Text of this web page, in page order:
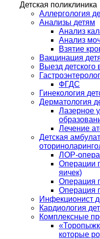
Детская поликлиника
Аллергология
Анализы детям
Анализ
Анализ
Взятие
Вакцинация
Выезд детского
ФГДС
Гинекология
Дерматология
Лазерное
Лечение
Детская
ЛОР-
Операции
яичек)
Операция
Операция
Инфекционист
Кардиология
Комплексные
которые